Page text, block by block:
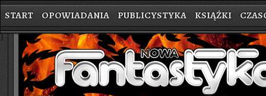
START OPOWIADANIA PUBLICYSTYKA KSIĄŻKI
}